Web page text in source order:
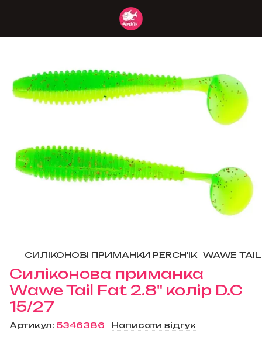
СИЛІКОНОВІ ПРИМАНКИ PERCH'IK WAWE
Силіконова приманка
Wawe Tail Fat 2.8" колір D.C
15/27
Артикул: 5346386 Написати відгук